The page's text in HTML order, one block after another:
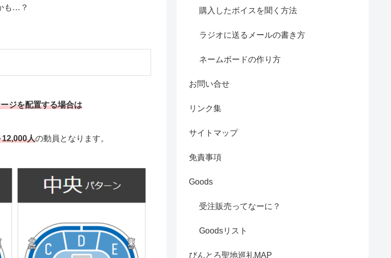
も…？
ジを配置する場合は
人の動員となります。
購入したボイスを聞く方法
ラジオに送るメールの書き方
ネームボードの作り方
お問い合せ
リンク集
サイトマップ
免責事項
Goods
受注販売ってなーに？
Goodsリスト
びんとろ聖地巡礼MAP